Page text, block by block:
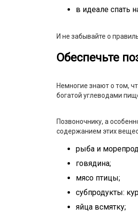
в идеале спать
И не забывайте о
Обеспечьте
Немногие знают о том,
богатой углеводами
Позвоночнику, а
содержанием этих
рыба и
говядина;
мясо птицы;
субпродукты:
яйца всмятку;